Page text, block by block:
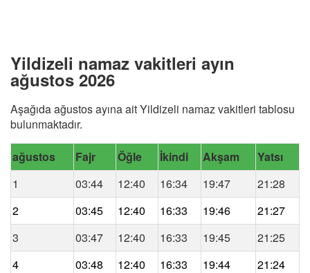
Yildizeli namaz vakitleri ayın
ağustos 2026
Aşağıda ağustos ayına ait Yildizeli namaz vakitleri tablosu
bulunmaktadır.
ağustos Fajr Öğle İkindi Akşam
Yatsı
1
03:44 12:40 16:34 19:47
21:28
2
03:45 12:40 16:33 19:46
21:27
3
03:47 12:40 16:33 19:45
21:25
4
03:48 12:40 16:33 19:44
21:24